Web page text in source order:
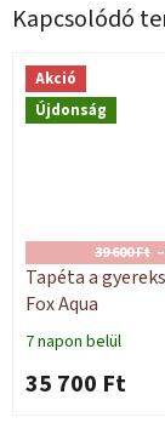
Kapcsolódó
Akció
Újdonság
39 600 Ft
Tapéta a
Fox Aqua
7 napon belül
35 700 Ft